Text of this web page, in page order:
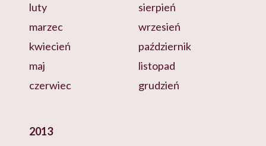
luty
marzec
kwiecień
maj
czerwiec
sierpień
wrzesień
październik
listopad
grudzień
2013